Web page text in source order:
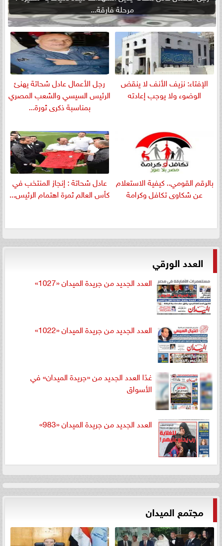
مرحلة فارقة...
الإفتاء: نزيف الأنف لا ينقض
الوضوء ولا يوجب إعادته
رجل الأعمال عادل شحاتة يهنئ
الرئيس السيسي والشعب المصري
بمناسبة ذكرى ثورة...
بالرقم القومي.. كيفية الاستعلام
عن شكاوى تكافل وكرامة
عادل شحاتة : إنجاز المنتخب في
كأس العالم ثمرة اهتمام الرئيس...
العدد الورقي
العدد الجديد من جريدة الميدان «1027»
العدد الجديد من جريدة الميدان «1022»
غدًا العدد الجديد من «جريدة الميدان» في
الأسواق
العدد الجديد من جريدة الميدان «983»
مجتمع الميدان